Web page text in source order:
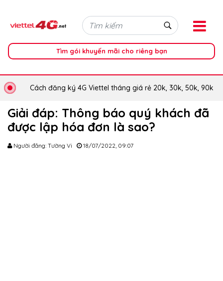
Tìm gói khuyến mãi cho riêng bạn
Cách đăng ký 4G Viettel tháng giá rẻ 20k, 30k, 50k, 90k
Giải đáp: Thông báo quý khách đã
được lập hóa đơn là sao?
Người đăng: Tường Vi 18/07/2022, 09:07